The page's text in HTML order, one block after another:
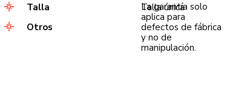
Talla
Talla única
Otros
La garantía solo
aplica para
defectos de fábrica
y no de
manipulación.